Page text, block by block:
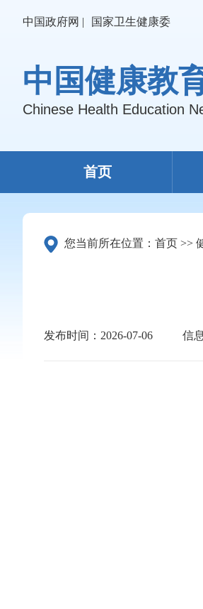
中国政府网 | 国家卫生健康委
中国健康教
Chinese Health Education
首页
您当前所在位置： 首页 >>
发布时间：2026-07-06 信